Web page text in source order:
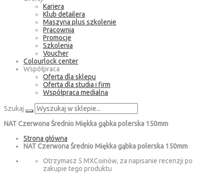
Kariera
Klub detailera
Maszyna plus szkolenie
Pracownia
Promocje
Szkolenia
Voucher
Colourlock center
Współpraca
Oferta dla sklepu
Oferta dla studia i firm
Współpraca medialna
Szukaj
NAT Czerwona Średnio Miękka gąbka polerska 150mm
Strona główna
NAT Czerwona Średnio Miękka gąbka polerska 150mm
Otrzymasz 5 MXCoinów, za napisanie recenzji po
zakupie tego produktu